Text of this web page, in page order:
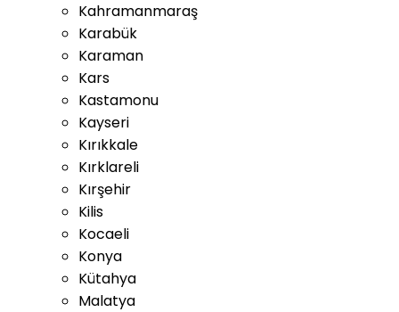
Kahramanmaraş
Karabük
Karaman
Kars
Kastamonu
Kayseri
Kırıkkale
Kırklareli
Kırşehir
Kilis
Kocaeli
Konya
Kütahya
Malatya